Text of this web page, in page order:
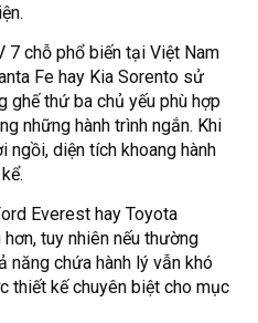
7 chỗ phổ biến tại Việt Nam
Fe hay Kia Sorento sử
ghế thứ ba chủ yếu phù hợp
những hành trình ngắn. Khi
ngồi, diện tích khoang hành
Everest hay Toyota
tuy nhiên nếu thường
năng chứa hành lý vẫn khó
thiết kế chuyên biệt cho mục